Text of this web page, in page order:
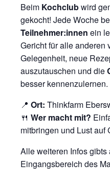
Beim Kochclubwird
gekocht! Jede Woche
Teilnehmer:innen ein
Gericht für alle anderen
Gelegenheit, neue
auszutauschen und die
besser kennenzulernen.
📍 Ort: Thinkfarm
🍴 Wer macht mit?
mitbringen und Lust auf
Alle weiteren Infos
Eingangsbereich des